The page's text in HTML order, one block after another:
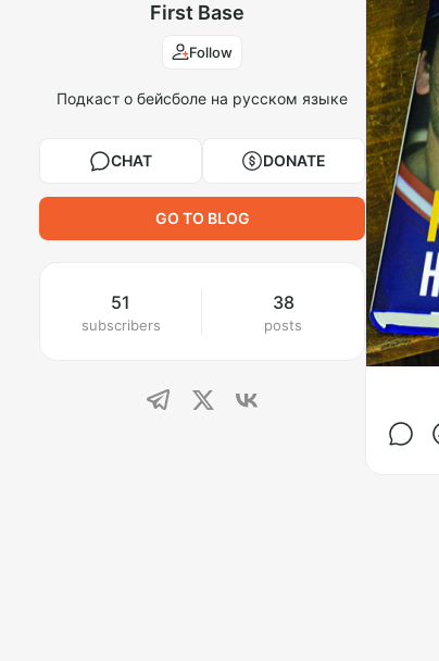
First Base
Follow
Подкаст о бейсболе на русском языке
CHAT DONATE
GO TO BLOG
51
subscribers
38
posts